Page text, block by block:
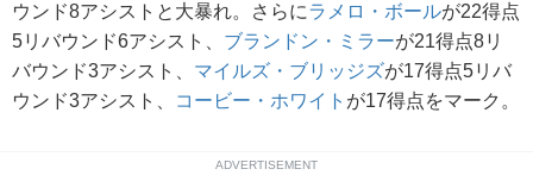
ウンド8アシストと大暴れ。さらにラメロ・ボールが22得点
5リバウンド6アシスト、 ブランドン・ミラーが21得点8リ
バウンド3アシスト、 マイルズ・ブリッジズが17得点5リバ
ウンド3アシスト、
コービー・ホワイト が17得点をマーク。
ADVERTISEMENT